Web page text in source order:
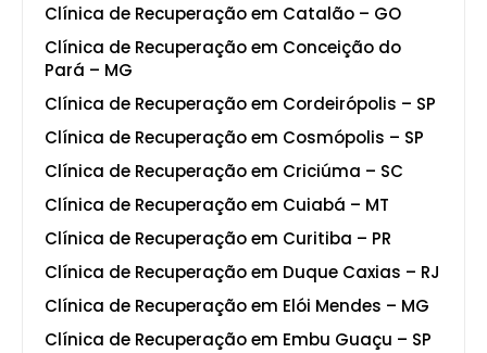
Clínica de Recuperação em Catalão – GO
Clínica de Recuperação em Conceição do
Pará – MG
Clínica de Recuperação em Cordeirópolis – SP
Clínica de Recuperação em Cosmópolis – SP
Clínica de Recuperação em Criciúma – SC
Clínica de Recuperação em Cuiabá – MT
Clínica de Recuperação em Curitiba – PR
Clínica de Recuperação em Duque Caxias – RJ
Clínica de Recuperação em Elói Mendes – MG
Clínica de Recuperação em Embu Guaçu – SP